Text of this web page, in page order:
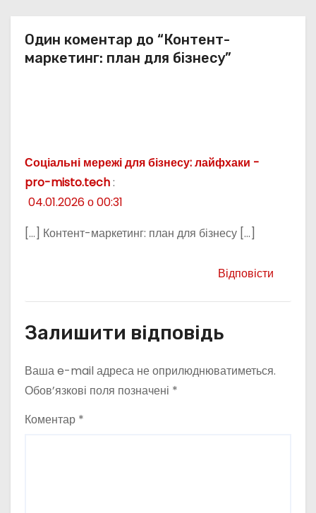
Один коментар до “Контент-
маркетинг: план для бізнесу”
Соціальні мережі для бізнесу: лайфхаки -
pro-misto.tech:
04.01.2026 о 00:31
[…] Контент-маркетинг: план для бізнесу […]
Відповісти
Залишити відповідь
Ваша e-mail адреса не оприлюднюватиметься.
Обов’язкові поля позначені *
Коментар *